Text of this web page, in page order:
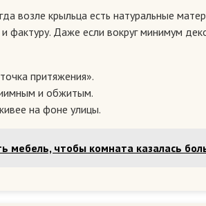
возле крыльца есть натуральные
фактуру. Даже если вокруг минимум
притяжения».
и обжитым.
на фоне улицы.
мебель, чтобы комната казалась